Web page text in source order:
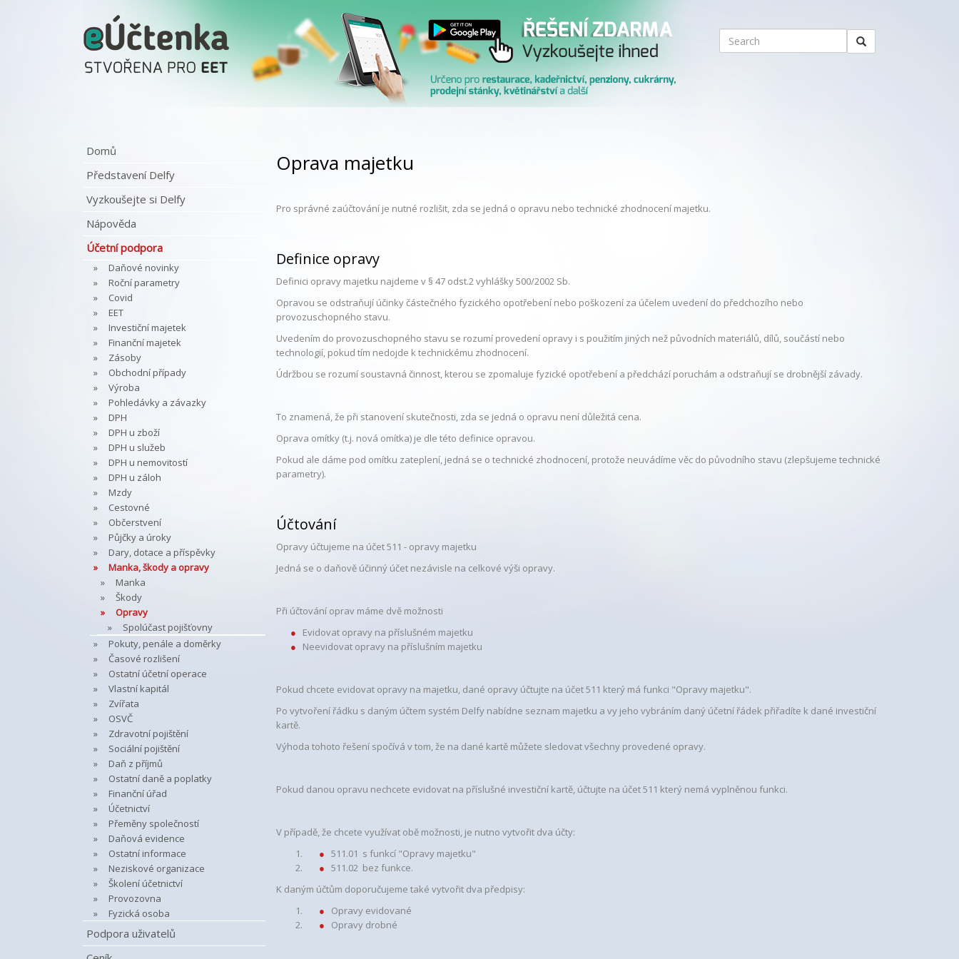
Domů
Představení Delfy
Vyzkoušejte si Delfy
Nápověda
Účetní podpora
Daňové novinky
Roční parametry
Covid
EET
Investiční majetek
Finanční majetek
Zásoby
Obchodní případy
Výroba
Pohledávky a závazky
DPH
DPH u zboží
DPH u služeb
DPH u nemovitostí
DPH u záloh
Mzdy
Cestovné
Občerstvení
Půjčky a úroky
Dary, dotace a příspěvky
Manka, škody a opravy
Manka
Škody
Opravy
Spolúčast pojišťovny
Pokuty, penále a doměrky
Časové rozlišení
Ostatní účetní operace
Vlastní kapitál
Zvířata
OSVČ
Zdravotní pojištění
Sociální pojištění
Daň z příjmů
Ostatní daně a poplatky
Finanční úřad
Účetnictví
Přeměny společností
Daňová evidence
Ostatní informace
Neziskové organizace
Školení účetnictví
Provozovna
Fyzická osoba
Podpora uživatelů
Oprava majetku
Pro správné zaúčtování je nutné rozlišit, zda se jedná o opravu nebo technické zhodnocení majetku.
Definice opravy
Definici opravy majetku najdeme v § 47 odst.2 vyhlášky 500/2002 Sb.
Opravou se odstraňují účinky částečného fyzického opotřebení nebo poškození za účelem uvedení do předchozího nebo
provozuschopného stavu.
Uvedením do provozuschopného stavu se rozumí provedení opravy i s použitím jiných než původních materiálů, dílů, součástí nebo
technologií, pokud tím nedojde k technickému zhodnocení.
Údržbou se rozumí soustavná činnost, kterou se zpomaluje fyzické opotřebení a předchází poruchám a odstraňují se drobnější závady.
To znamená, že při stanovení skutečnosti, zda se jedná o opravu není důležitá cena.
Oprava omítky (t.j. nová omítka) je dle této definice opravou.
Pokud ale dáme pod omítku zateplení, jedná se o technické zhodnocení, protože neuvádíme věc do původního stavu (zlepšujeme technické
parametry).
Účtování
Opravy účtujeme na účet 511 - opravy majetku
Jedná se o daňově účinný účet nezávisle na celkové výši opravy.
Při účtování oprav máme dvě možnosti
Evidovat opravy na příslušném majetku
Neevidovat opravy na příslušním majetku
Pokud chcete evidovat opravy na majetku, dané opravy účtujte na účet 511 který má funkci "Opravy majetku".
Po vytvoření řádku s daným účtem systém Delfy nabídne seznam majetku a vy jeho vybráním daný účetní řádek přiřadíte k dané investiční
kartě.
Výhoda tohoto řešení spočívá v tom, že na dané kartě můžete sledovat všechny provedené opravy.
Pokud danou opravu nechcete evidovat na příslušné investiční kartě, účtujte na účet 511 který nemá vyplněnou funkci.
V případě, že chcete využívat obě možnosti, je nutno vytvořit dva účty:
511.01 s funkcí "Opravy majetku"
511.02 bez funkce.
K daným účtům doporučujeme také vytvořit dva předpisy:
Opravy evidované
Opravy drobné